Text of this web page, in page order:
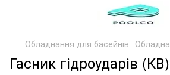
Обладнання для басейнів
Гасник гідроударів (КВ)